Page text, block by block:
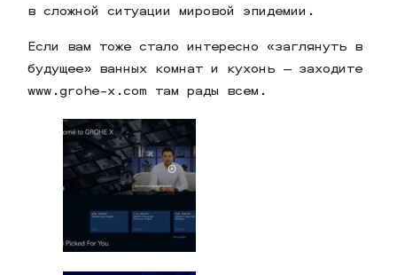
в сложной ситуации мировой эпидемии.
Еcли вам тоже стало интересно «заглянуть в
будущее» ванных комнат и кухонь — заходите
www.grohe-x.com там рады всем.